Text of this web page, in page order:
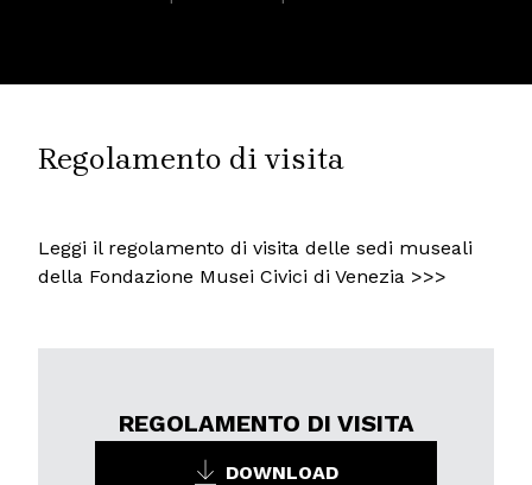
Regolamento di visita
Leggi il regolamento di visita delle sedi museali
della Fondazione Musei Civici di Venezia >>>
REGOLAMENTO DI VISITA
DOWNLOAD